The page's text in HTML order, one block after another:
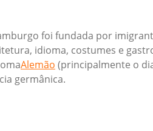
foi fundada por
idioma, costumes e
Alemão (principalmente o
germânica.